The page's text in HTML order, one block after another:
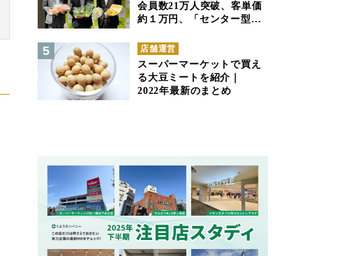
会員数21万人突破、客単価
約１万円、「センター型の
も成立できるか
店舗運営
スーパーマーケットで買え
る大豆ミートを紹介｜
2022年最新のまとめ